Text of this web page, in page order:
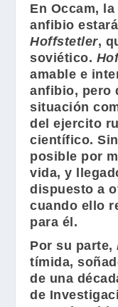
En Occam,
anfibio
Hoffstetler,
soviético.
amable e
anfibio, pero
situación
del ejercito
científico.
posible por
vida, y
dispuesto a
cuando ello
para él.
Por su parte,
tímida,
de una
de